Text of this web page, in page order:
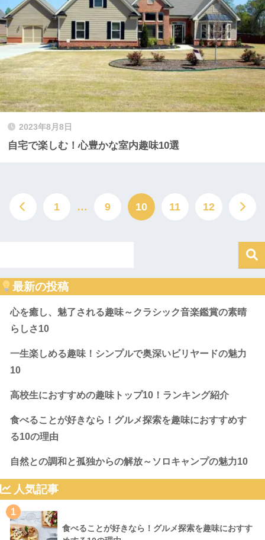
2023年8月8日
自宅で楽しむ！心豊かな室内趣味10選
1 … 9 10 11 12
最新の投稿
心を癒し、魅了される趣味～クラシック音楽鑑賞の素晴
らしさ10
一生楽しめる趣味！シンプルで奥深いビリヤードの魅力
10
高校生におすすめの趣味トップ10！ランキング紹介
食べることが好きなら！グルメ探索を趣味におすすめす
る10の理由
自然との調和と孤独からの解放～ソロキャンプの魅力10
人気記事
1
食べることが好きなら！グルメ探索を趣味におすす